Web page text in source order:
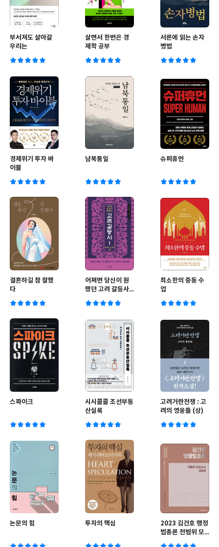
부서져도 살아갈
우리는
살면서 한번은 경
제학 공부
서른에 읽는 손자
병법
경제위기 투자 바
이블
남북통일 슈퍼휴먼
결혼하길 참 잘했
다
어쩌면 당신이 원
했던 고려 갈등사
시대
최소한의 중동 수
업
스파이크
시시콜콜 조선부동
산실록
고려거란전쟁 : 고
려의 영웅들 (상)
논문의 힘 투자의 핵심
2023 김건호 행정
법총론 전범위 모